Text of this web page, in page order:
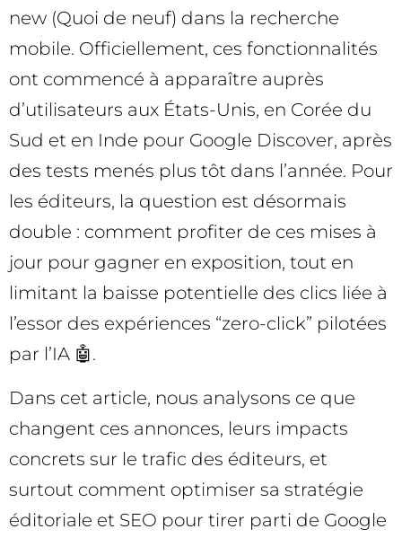
new (Quoi de neuf) dans la recherche
mobile. Officiellement, ces fonctionnalités
ont commencé à apparaître auprès
d’utilisateurs aux États-Unis, en Corée du
Sud et en Inde pour Google Discover, après
des tests menés plus tôt dans l’année. Pour
les éditeurs, la question est désormais
double : comment profiter de ces mises à
jour pour gagner en exposition, tout en
limitant la baisse potentielle des clics liée à
l’essor des expériences “zero-click” pilotées
par l’IA 🤖.
Dans cet article, nous analysons ce que
changent ces annonces, leurs impacts
concrets sur le trafic des éditeurs, et
surtout comment optimiser sa stratégie
éditoriale et SEO pour tirer parti de Google